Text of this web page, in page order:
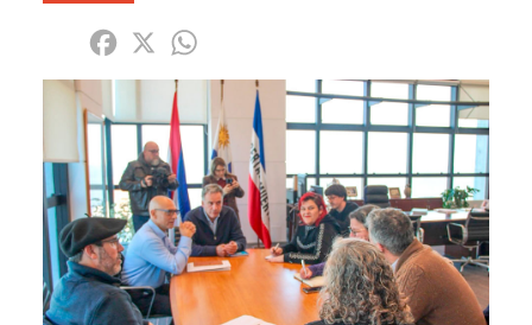
Share Facebook
X
Imagen